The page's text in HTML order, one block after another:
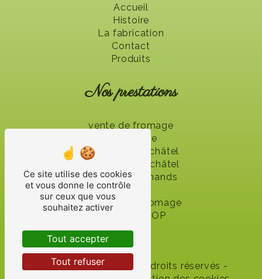
Accueil
Histoire
La fabrication
Contact
Produits
Nos prestations
vente de fromage
fromagerie
fromage Neufchâtel
coeur de Neufchâtel
fromage Normands
fromage
fabricant de fromage
fromages AOP
Vistalid- 2026 - Tous droits réservés -
Ce site utilise des cookies
et vous donne le contrôle
sur ceux que vous
souhaitez activer
Tout accepter
Tout refuser